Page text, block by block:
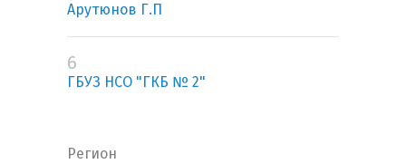
Арутюнов Г.П
6
ГБУЗ НСО "ГКБ № 2"
Регион